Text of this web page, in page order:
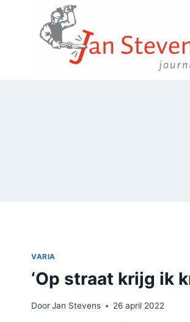
VARIA
‘Op straat krijg ik
DoorJan Stevens 26 april 2022